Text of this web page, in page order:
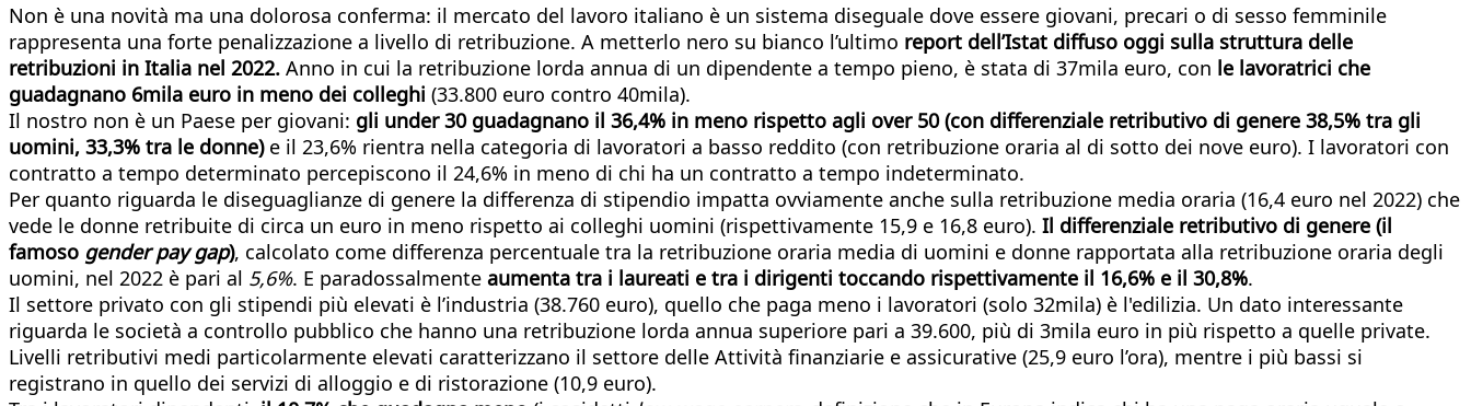
Non è una novità ma una dolorosa conferma: il mercato del lavoro italiano è un sistema diseguale dove essere giovani, precari o di sesso femminile
rappresenta una forte penalizzazione a livello di retribuzione. A metterlo nero su bianco l’ultimo report dell’Istat diffuso oggi sulla struttura delle
retribuzioni in Italia nel 2022. Anno in cui la retribuzione lorda annua di un dipendente a tempo pieno, è stata di 37mila euro, con le lavoratrici che
guadagnano 6mila euro in meno dei colleghi (33.800 euro contro 40mila).
Il nostro non è un Paese per giovani: gli under 30 guadagnano il 36,4% in meno rispetto agli over 50 (con differenziale retributivo di genere 38,5% tra gli
uomini, 33,3% tra le donne) e il 23,6% rientra nella categoria di lavoratori a basso reddito (con retribuzione oraria al di sotto dei nove euro). I lavoratori con
contratto a tempo determinato percepiscono il 24,6% in meno di chi ha un contratto a tempo indeterminato.
Per quanto riguarda le diseguaglianze di genere la differenza di stipendio impatta ovviamente anche sulla retribuzione media oraria (16,4 euro nel 2022) che
vede le donne retribuite di circa un euro in meno rispetto ai colleghi uomini (rispettivamente 15,9 e 16,8 euro). Il differenziale retributivo di genere (il
famoso gender pay gap), calcolato come differenza percentuale tra la retribuzione oraria media di uomini e donne rapportata alla retribuzione oraria degli
uomini, nel 2022 è pari al 5,6%. E paradossalmente aumenta tra i laureati e tra i dirigenti toccando rispettivamente il 16,6% e il 30,8%.
Il settore privato con gli stipendi più elevati è l’industria (38.760 euro), quello che paga meno i lavoratori (solo 32mila) è l'edilizia. Un dato interessante
riguarda le società a controllo pubblico che hanno una retribuzione lorda annua superiore pari a 39.600, più di 3mila euro in più rispetto a quelle private.
Livelli retributivi medi particolarmente elevati caratterizzano il settore delle Attività finanziarie e assicurative (25,9 euro l’ora), mentre i più bassi si
registrano in quello dei servizi di alloggio e di ristorazione (10,9 euro).